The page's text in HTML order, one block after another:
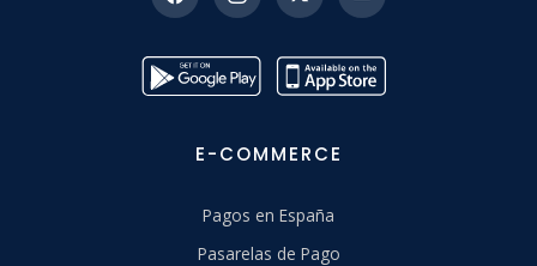
E-COMMERCE
Pagos en España
Pasarelas de Pago